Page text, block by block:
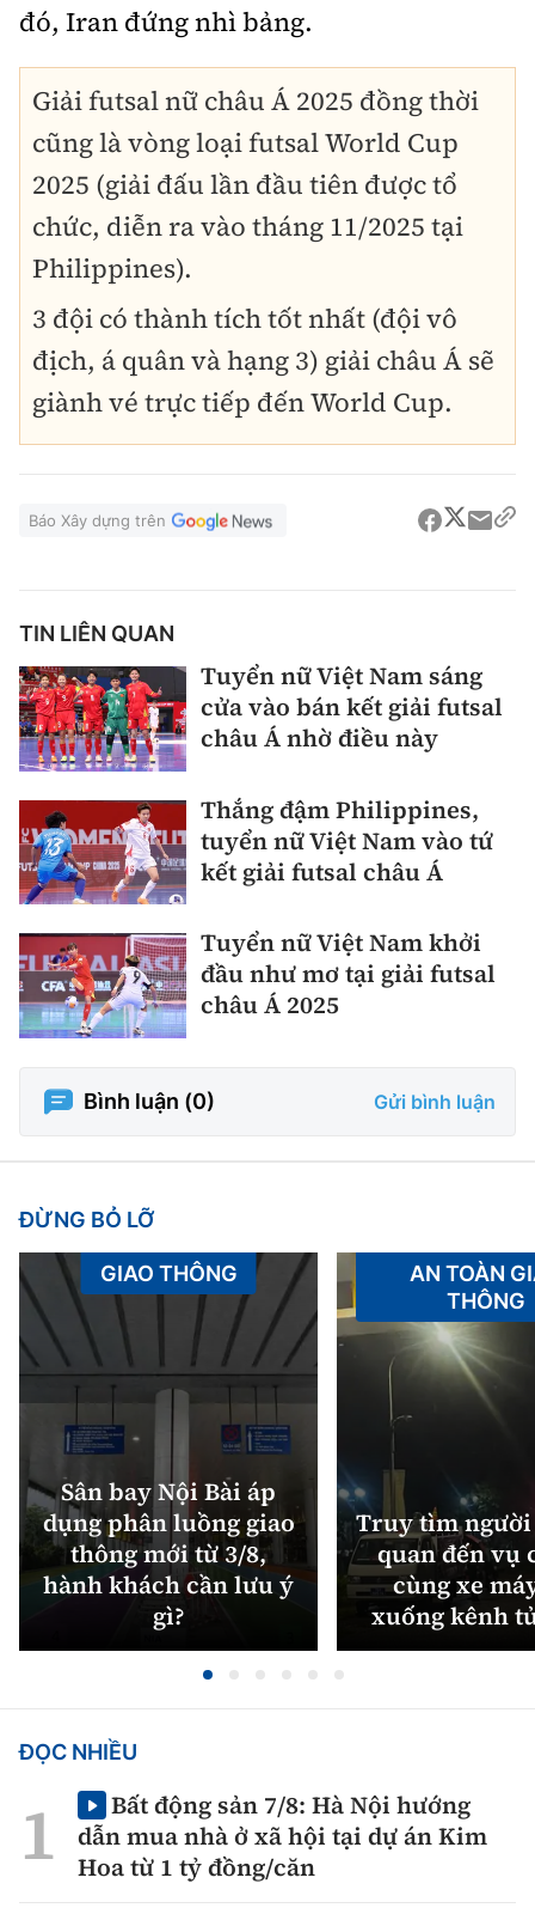
đó, Iran đứng nhì bảng.
Giải futsal nữ châu Á 2025 đồng thời
cũng là vòng loại futsal World Cup
2025 (giải đấu lần đầu tiên được tổ
chức, diễn ra vào tháng 11/2025 tại
Philippines).
3 đội có thành tích tốt nhất (đội vô
địch, á quân và hạng 3) giải châu Á sẽ
giành vé trực tiếp đến World Cup.
Báo Xây dựng trên
TIN LIÊN QUAN
Tuyển nữ Việt Nam sáng
cửa vào bán kết giải futsal
châu Á nhờ điều này
Thắng đậm Philippines,
tuyển nữ Việt Nam vào tứ
kết giải futsal châu Á
Tuyển nữ Việt Nam khởi
đầu như mơ tại giải futsal
châu Á 2025
Bình luận (0) Gửi bình luận
ĐỪNG BỎ LỠ
Sân bay Nội Bài áp
dụng phân luồng giao
thông mới từ 3/8,
hành khách cần lưu ý
gì?
GIAO THÔNG
Truy tìm
quan đến vụ
cùng xe
xuống kênh
AN TOÀN
THÔNG
ĐỌC NHIỀU
Bất động sản 7/8: Hà Nội hướng
dẫn mua nhà ở xã hội tại dự án Kim
Hoa từ 1 tỷ đồng/căn